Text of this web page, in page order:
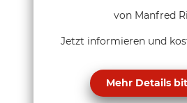
von Manfred
Jetzt informieren und
Mehr Details